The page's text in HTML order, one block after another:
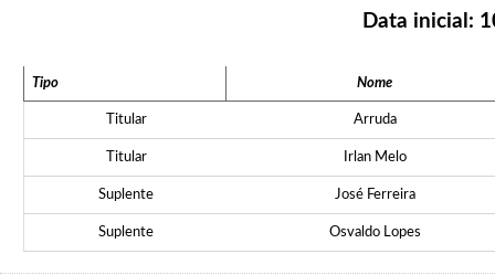
Data inicial:
Tipo Nome
Titular Arruda
Titular Irlan Melo
Suplente José Ferreira
Suplente Osvaldo Lopes